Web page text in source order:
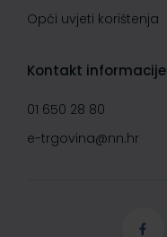
Opći uvjeti korištenja
Kontakt informacije
01 650 28 80
e-trgovina@nn.hr